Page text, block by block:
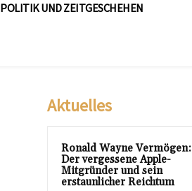
POLITIK UND ZEITGESCHEHEN
Aktuelles
Ronald Wayne Vermögen:
Der vergessene Apple-
Mitgründer und sein
erstaunlicher Reichtum